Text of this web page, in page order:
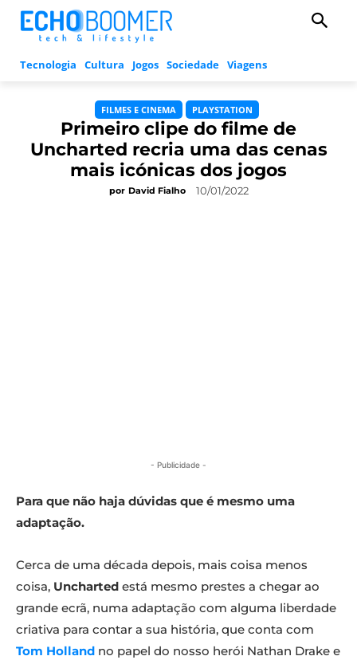
Tecnologia Cultura Jogos Sociedade Viagens
FILMES E CINEMA PLAYSTATION
Primeiro clipe do filme de
Uncharted recria uma das cenas
mais icónicas dos jogos
por David Fialho 10/01/2022
- Publicidade -
Para que não haja dúvidas que é mesmo uma
adaptação.
Cerca de uma década depois, mais coisa menos
coisa, Uncharted está mesmo prestes a chegar ao
grande ecrã, numa adaptação com alguma liberdade
criativa para contar a sua história, que conta com
Tom Holland no papel do nosso herói Nathan Drake e